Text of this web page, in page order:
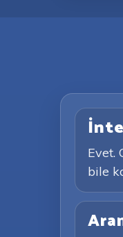
Evet.
bile